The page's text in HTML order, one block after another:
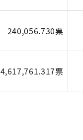
240,056.730票
4,617,761.317票